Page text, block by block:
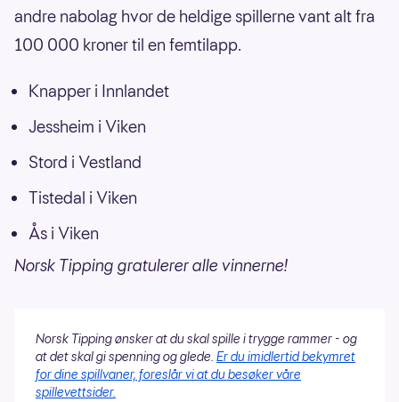
andre nabolag hvor de heldige spillerne vant alt fra
100 000 kroner til en femtilapp.
Knapper i Innlandet
Jessheim i Viken
Stord i Vestland
Tistedal i Viken
Ås i Viken
Norsk Tipping gratulerer alle vinnerne!
Norsk Tipping ønsker at du skal spille i trygge rammer - og
at det skal gi spenning og glede. Er du imidlertid bekymret
for dine spillvaner, foreslår vi at du besøker våre
spillevettsider.